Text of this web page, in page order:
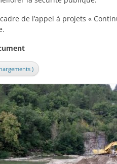
de l’appel à projets «
)